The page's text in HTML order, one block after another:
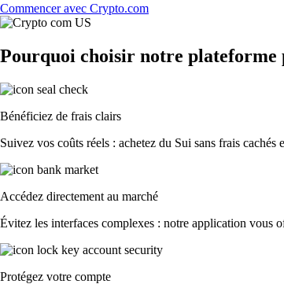
Commencer avec Crypto.com
Pourquoi choisir notre plateforme
Bénéficiez de frais clairs
Suivez vos coûts réels : achetez du Sui sans frais
Accédez directement au marché
Évitez les interfaces complexes : notre application vous
Protégez votre compte